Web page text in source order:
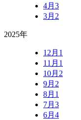
4月 3
3月 2
2025年
12月 1
11月 1
10月 2
9月 2
8月 1
7月 3
6月 4